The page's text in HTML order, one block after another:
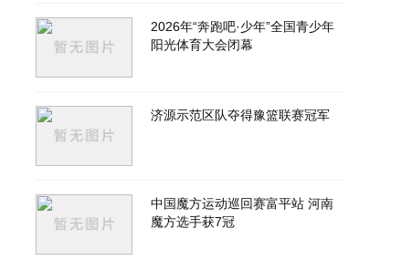
2026年“奔跑吧·少年”全国青少年
阳光体育大会闭幕
济源示范区队夺得豫篮联赛冠军
中国魔方运动巡回赛富平站 河南
魔方选手获7冠